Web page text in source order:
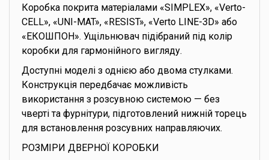
Коробка покрита матеріалами «SIMPLEX», «Verto-
CELL», «UNI-MAT», «RESIST», «Verto LINE-3D» або
«ЕКОШПОН». Ущільнювач підібраний під колір
коробки для гармонійного вигляду.
Доступні моделі з однією або двома стулками.
Конструкція передбачає можливість
використання з розсувною системою — без
чверті та фурнітури, підготовлений нижній торець
для встановлення розсувних направляючих.
РОЗМІРИ ДВЕРНОЇ КОРОБКИ